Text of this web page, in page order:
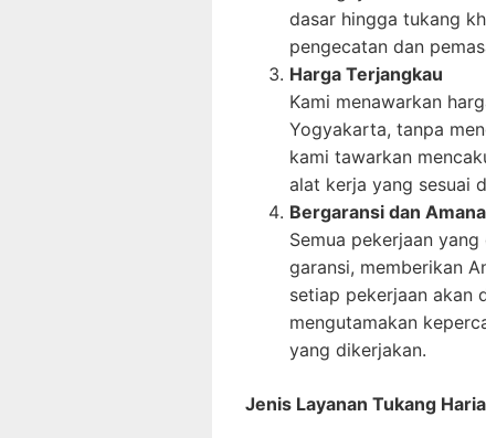
dasar hingga tukang
pengecatan dan
Harga Terjangkau
Kami menawarkan
Yogyakarta, tanpa
kami tawarkan
alat kerja yang sesuai
Bergaransi dan
Semua pekerjaan
garansi, memberikan
setiap pekerjaan akan
mengutamakan
yang dikerjakan.
Jenis Layanan Tukang